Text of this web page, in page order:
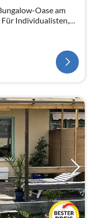
Oase am
Individualisten,
und Ruhe